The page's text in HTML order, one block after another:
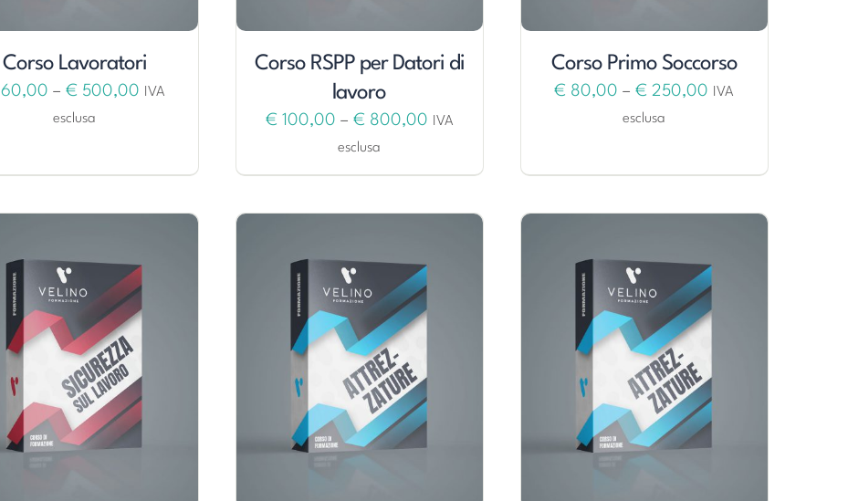
Corso Lavoratori
60,00 – € 500,00
IVA
esclusa
Corso RSPP per Datori di
lavoro
€ 100,00 – € 800,00
IVA
esclusa
Corso Primo Soccorso
€ 80,00 –€ 250,00
IVA
esclusa